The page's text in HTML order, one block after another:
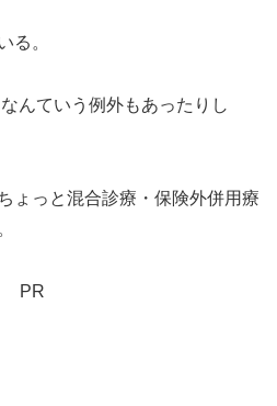
る。
んていう例外もあったりし
ょっと混合診療・保険外併用療
PR